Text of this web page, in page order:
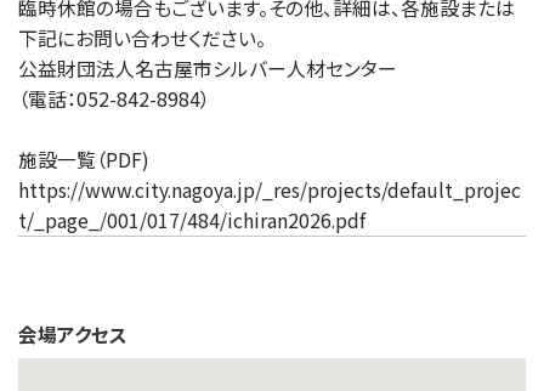
臨時休館の場合もございます。その他、詳細は、各施設または
下記にお問い合わせください。
公益財団法人名古屋市シルバー人材センター
（電話：052-842-8984）
施設一覧（PDF)
https://www.city.nagoya.jp/_res/projects/default_projec
t/_page_/001/017/484/ichiran2026.pdf
会場アクセス